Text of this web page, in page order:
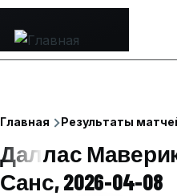
Перейти к основному
навигации
Главная Результаты
Даллас
Санс, 2026-04-08